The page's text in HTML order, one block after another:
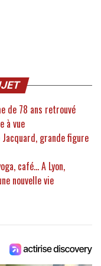
de 78 ans retrouvé
à vue
grande figure
café... A Lyon,
nouvelle vie